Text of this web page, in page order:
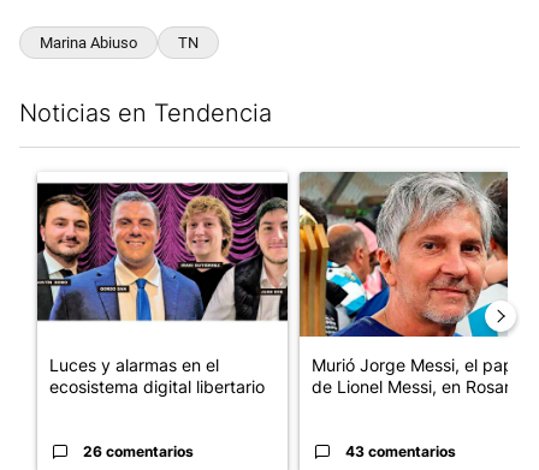
Marina Abiuso TN
Noticias en Tendencia
Un artículo de tendencia con el título "Luces y alarmas en el
Luces y alarmas en el
ecosistema digital libertario
26 comentarios
Un artículo de tendencia con
Murió Jorge Messi, el papá
de Lionel Messi, en Rosario
43 comentarios